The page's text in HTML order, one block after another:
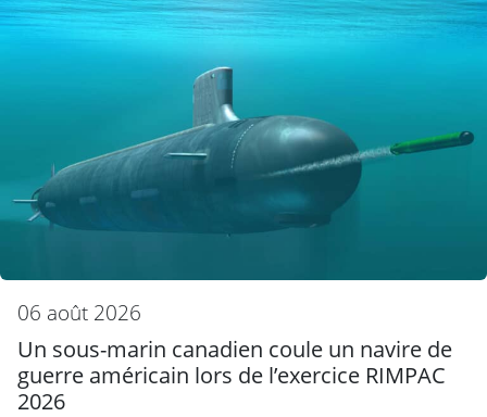
06 août 2026
Un sous-marin canadien coule un navire de
guerre américain lors de l’exercice RIMPAC
2026